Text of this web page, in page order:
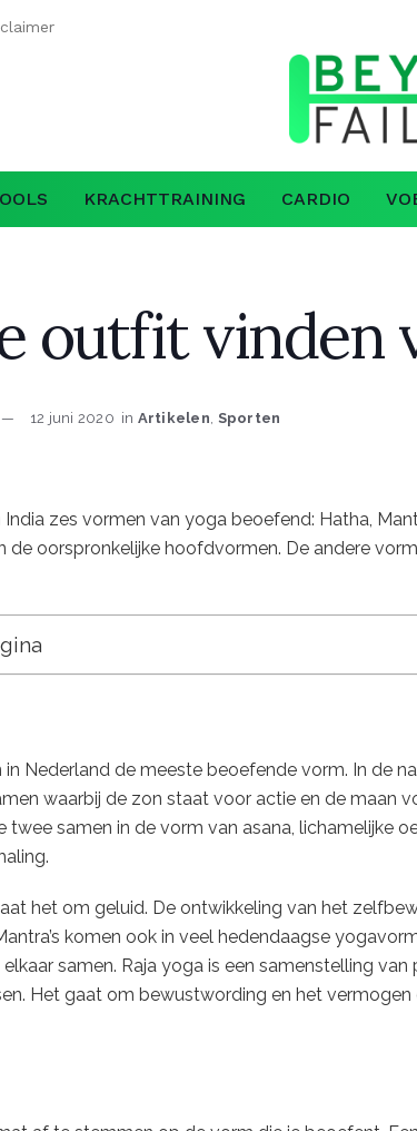
KRACHTTRAINING CARDIO
outfit vinden
12 juni 2020 in Artikelen, Sporten
zes vormen van yoga beoefend: Hatha,
de oorspronkelijke hoofdvormen. De andere
in Nederland de meeste beoefende vorm. In de
waarbij de zon staat voor actie en de maan
samen in de vorm van asana, lichamelijke
het om geluid. De ontwikkeling van het
komen ook in veel hedendaagse
samen. Raja yoga is een samenstelling
Het gaat om bewustwording en het